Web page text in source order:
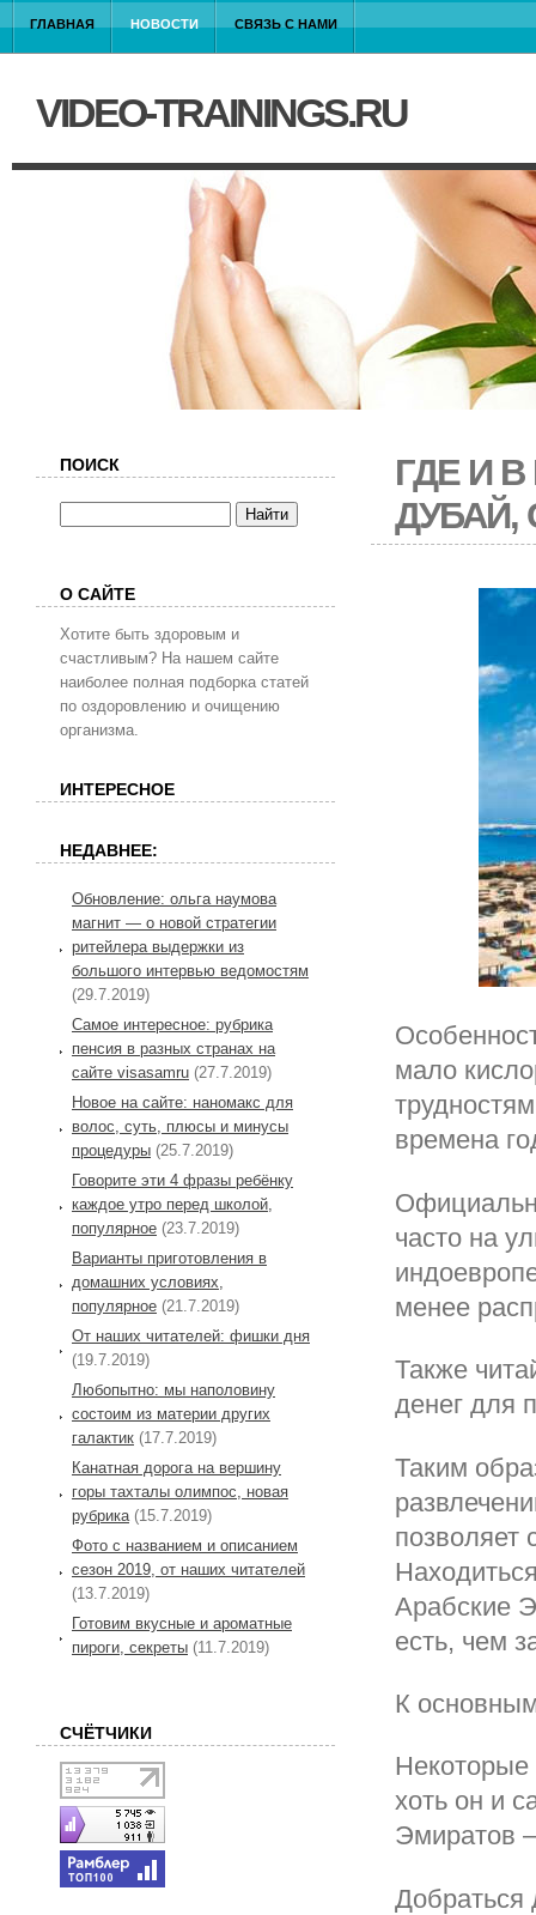
ГЛАВНАЯ НОВОСТИ СВЯЗЬ С НАМИ
VIDEO-TRAININGS.RU
ГДЕ И
ДУБАЙ,
мало
времена
часто на
менее
Также
денег для
Таким
позволяет
Арабские
есть, чем
К
хоть он и
Эмиратов
Добраться
ПОИСК
О САЙТЕ
Хотите быть здоровым и
счастливым? На нашем сайте
наиболее полная подборка статей
по оздоровлению и очищению
организма.
ИНТЕРЕСНОЕ
НЕДАВНЕЕ:
Обновление: ольга наумова
магнит — о новой стратегии
ритейлера выдержки из
большого интервью ведомостям
(29.7.2019)
Самое интересное: рубрика
пенсия в разных странах на
сайте visasamru (27.7.2019)
Новое на сайте: наномакс для
волос, суть, плюсы и минусы
процедуры (25.7.2019)
Говорите эти 4 фразы ребёнку
каждое утро перед школой,
популярное (23.7.2019)
Варианты приготовления в
домашних условиях,
популярное (21.7.2019)
От наших читателей: фишки дня
(19.7.2019)
Любопытно: мы наполовину
состоим из материи других
галактик (17.7.2019)
Канатная дорога на вершину
горы тахталы олимпос, новая
рубрика (15.7.2019)
Фото с названием и описанием
сезон 2019, от наших читателей
(13.7.2019)
Готовим вкусные и ароматные
пироги, секреты (11.7.2019)
СЧЁТЧИКИ